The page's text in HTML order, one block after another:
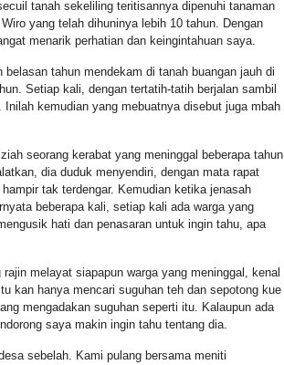
tanah sekeliling teritisannya dipenuhi tanaman
yang telah dihuninya lebih 10 tahun. Dengan
menarik perhatian dan keingintahuan saya.
tahun mendekam di tanah buangan jauh di
Setiap kali, dengan tertatih-tatih berjalan sambil
kemudian yang mebuatnya disebut juga mbah
seorang kerabat yang meninggal beberapa tahun
dia duduk menyendiri, dengan mata rapat
tak terdengar. Kemudian ketika jenasah
beberapa kali, setiap kali ada warga yang
hati dan penasaran untuk ingin tahu, apa
melayat siapapun warga yang meninggal, kenal
kan hanya mencari suguhan teh dan sepotong kue
mengadakan suguhan seperti itu. Kalaupun ada
saya makin ingin tahu tentang dia.
sebelah. Kami pulang bersama meniti